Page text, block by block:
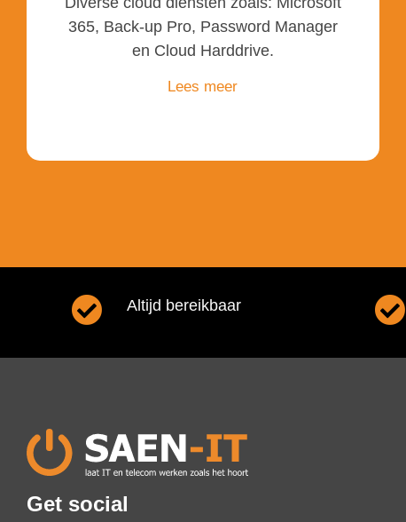
365, Back-up Pro, Password Manager
en Cloud Harddrive.
Lees meer
Altijd bereikbaar
Get social